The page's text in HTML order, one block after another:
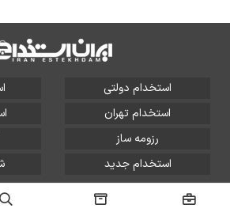
استخدام دولتی
استخدام تهران
رزومه ساز
استخدام جدید
تمامی حقوق این سایت برای
گونه سوءاستفاده از آن پیگرد قانونی